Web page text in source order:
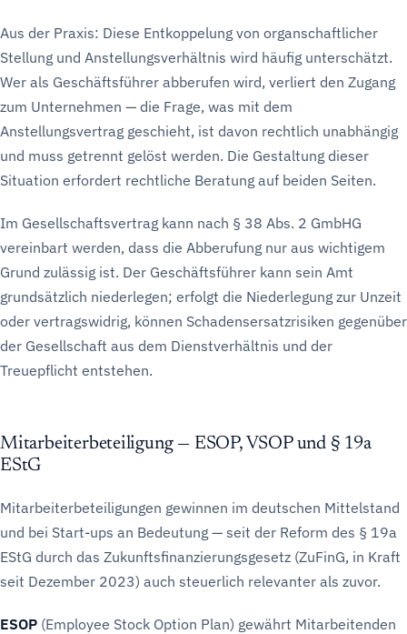
Aus der Praxis: Diese Entkoppelung von organschaftlicher
Stellung und Anstellungsverhältnis wird häufig unterschätzt.
Wer als Geschäftsführer abberufen wird, verliert den Zugang
zum Unternehmen — die Frage, was mit dem
Anstellungsvertrag geschieht, ist davon rechtlich unabhängig
und muss getrennt gelöst werden. Die Gestaltung dieser
Situation erfordert rechtliche Beratung auf beiden Seiten.
Im Gesellschaftsvertrag kann nach § 38 Abs. 2 GmbHG
vereinbart werden, dass die Abberufung nur aus wichtigem
Grund zulässig ist. Der Geschäftsführer kann sein Amt
grundsätzlich niederlegen; erfolgt die Niederlegung zur Unzeit
oder vertragswidrig, können Schadensersatzrisiken gegenüber
der Gesellschaft aus dem Dienstverhältnis und der
Treuepflicht entstehen.
Mitarbeiterbeteiligung — ESOP, VSOP und § 19a
EStG
Mitarbeiterbeteiligungen gewinnen im deutschen Mittelstand
und bei Start-ups an Bedeutung — seit der Reform des § 19a
EStG durch das Zukunftsfinanzierungsgesetz (ZuFinG, in Kraft
seit Dezember 2023) auch steuerlich relevanter als zuvor.
ESOP (Employee Stock Option Plan) gewährt Mitarbeitenden